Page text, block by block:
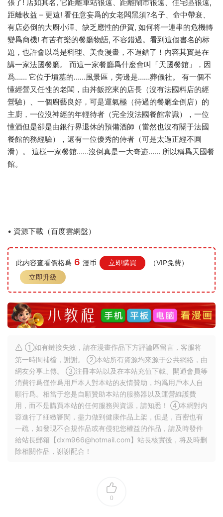
張了! 店如其名, 它距離車站很遠、距離鬧市很遠、住宅區很遠,
距離收益 – 更遠! 看任意妄爲的女老闆黑須?名子、命中帶衰、
有店必倒的大廚小澤、缺乏應性的伊賀, 如何将一連串的危機轉
變爲商機! 有苦有樂的餐廳物語, 不容錯過。看到這個書名的标
題，也許會以爲是料理、美食漫畫，不過錯了！内容其實是在
講一家法國餐廳。 而這一家餐廳爲什麽會叫「天國餐館」，因
爲…… 它位于墳墓的……風景區，旁邊是……葬儀社。 有一個不
懂經營又任性的老闆，由丼飯挖來的店長（沒有法國料店的經
營驗）、一個廚藝良好，可是運氣極（待過的餐廳全倒店）的
主廚，一位沒神經的年輕待者（完全沒法國餐館常識），一位
懂酒但是卻是由銀行界退休的預備酒師（當然也沒有關于法國
餐館的務經驗），還有一位優秀的侍者（可是太過正經不圓
滑）。 這樣一家餐館……沒倒真是一大奇迹…… 所以稱爲天國餐
館。
• 資源下載（百度雲網盤）
此内容查看價格爲 6 漫币 立即購買
（VIP免費）
立即升級
①如有鏈接失效，請在漫畫作品下方評論區留言，客服将
第一時間補檔，謝謝。 ②本站所有資源均來源于公共網絡，由
網友分享上傳。 ③注冊本站以及在本站充值下載、開通會員等
消費行爲僅作爲用戶本人對本站的友情贊助，均爲用戶本人自
願行爲。相當于您是自願贊助本站的服務器以及運營維護費
用，而不是購買本站的任何服務與資源，請知悉！ ④本網對内
容進行了細緻審閱，盡力做到健康作品上架，但是，百密也有
一疏，如發現不合規作品或有侵犯您權益的作品，請及時發件
給站長郵箱【dxm966@hotmail.com】站長核實後，将及時删
除相關作品，謝謝配合！
0